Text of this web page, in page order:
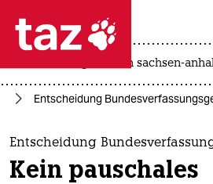
 taz zahl ich
taz zahl ich
themen
politik
landtagswahl in sachsen-
Entscheidung
Entscheidung
Kein pauschales